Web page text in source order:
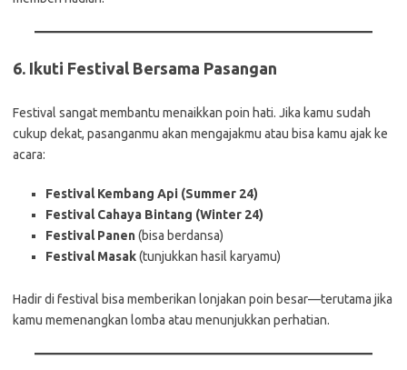
6. Ikuti Festival Bersama Pasangan
Festival sangat membantu menaikkan poin hati. Jika kamu sudah
cukup dekat, pasanganmu akan mengajakmu atau bisa kamu ajak ke
acara:
Festival Kembang Api (Summer 24)
Festival Cahaya Bintang (Winter 24)
Festival Panen(bisa berdansa)
Festival Masak(tunjukkan hasil karyamu)
Hadir di festival bisa memberikan lonjakan poin besar—terutama jika
kamu memenangkan lomba atau menunjukkan perhatian.